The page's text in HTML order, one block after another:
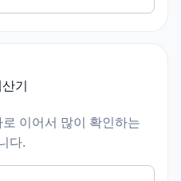
기
이어서 많이 확인하는
다.